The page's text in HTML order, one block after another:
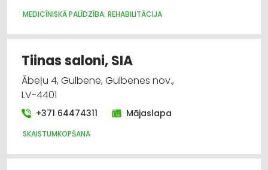
MEDICĪNISKĀ PALĪDZĪBA: REHABILITĀCIJA
Tiinas saloni, SIA
Ābeļu 4, Gulbene, Gulbenes nov.,
LV-4401
+371 64474311 Mājaslapa
SKAISTUMKOPŠANA